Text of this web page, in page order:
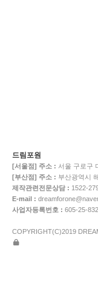
드림포원
[서울점] 주소 : 서울 구로구
[부산점] 주소 : 부산광역시
제작관련전문상담 : 1522-
E-mail :
사업자등록번호 : 605-25-
COPYRIGHT(C)2019